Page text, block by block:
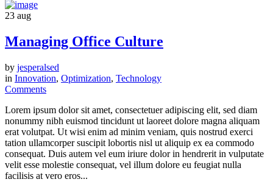
23 aug
Managing Office Culture
by jesperalsed
in Innovation, Optimization, Technology
Comments
Lorem ipsum dolor sit amet, consectetuer adipiscing elit, sed diam
nonummy nibh euismod tincidunt ut laoreet dolore magna aliquam
erat volutpat. Ut wisi enim ad minim veniam, quis nostrud exerci
tation ullamcorper suscipit lobortis nisl ut aliquip ex ea commodo
consequat. Duis autem vel eum iriure dolor in hendrerit in vulputate
velit esse molestie consequat, vel illum dolore eu feugiat nulla
facilisis at vero eros...